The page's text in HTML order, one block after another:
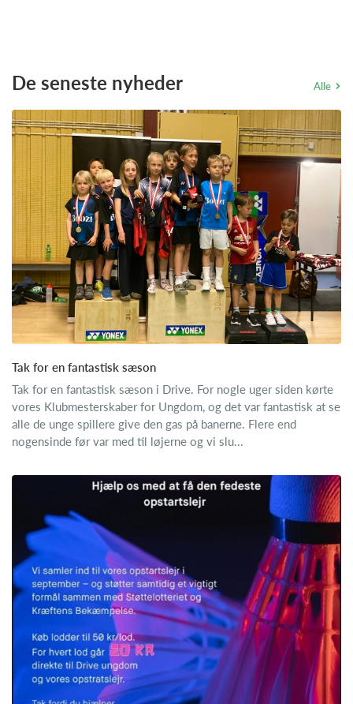
De seneste nyheder Alle
Tak for en fantastisk sæson
Tak for en fantastisk sæson i Drive. For nogle uger siden kørte
vores Klubmesterskaber for Ungdom, og det var fantastisk at se
alle de unge spillere give den gas på banerne. Flere end
nogensinde før var med til løjerne og vi slu...